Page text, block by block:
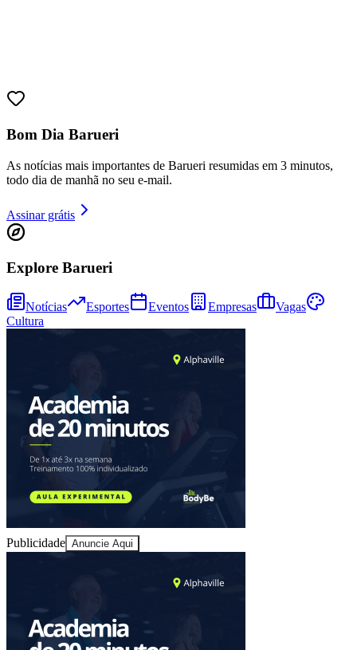
Bom Dia Barueri
As notícias mais importantes de Barueri resumidas em 3 minutos,
todo dia de manhã no seu e-mail.
Assinar grátis
Explore Barueri
Notícias Esportes Eventos Empresas
Vagas
Cultura
Publicidade Anuncie Aqui